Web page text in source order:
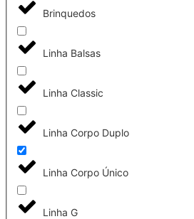
Brinquedos
Linha Balsas
Linha Classic
Linha Corpo Duplo
Linha Corpo Único
Linha G